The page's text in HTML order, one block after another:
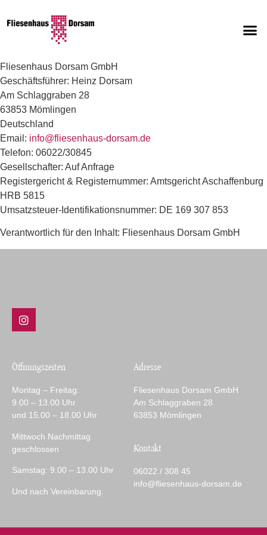
Fliesenhaus Dorsam GmbH
Geschäftsführer: Heinz Dorsam
Am Schlaggraben 28
63853 Mömlingen
Deutschland
Email: info@fliesenhaus-dorsam.de
Telefon: 06022/30845
Gesellschafter: Auf Anfrage
Registergericht & Registernummer: Amtsgericht Aschaffenburg
HRB 5815
Umsatzsteuer-Identifikationsnummer: DE 169 307 853
Verantwortlich für den Inhalt: Fliesenhaus Dorsam GmbH
Öffnungszeiten
Montag – Freitag:
9.00 – 13.00 Uhr
und 15.00 – 18.00 Uhr
Mittwoch Nachmittag
geschlossen
Samstag: 9.00 – 13.00 Uhr
Und nach Vereinbarung.
Adresse
Fliesenhaus Dorsam GmbH
Am Schlaggraben 28
63853 Mömlingen
Kontakt
06022 / 308 45
info@fliesenhaus-dorsam.de